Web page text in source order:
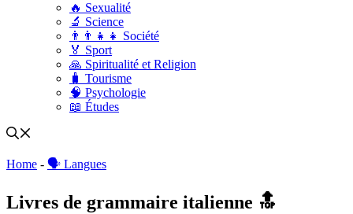
🔥 Sexualité
🔬 Science
👨‍👨‍👧‍👧 Société
🏅 Sport
🙏 Spiritualité et Religion
🧳 Tourisme
🧠 Psychologie
📖 Études
Home - 🗣 Langues
Livres de grammaire italienne 🔝